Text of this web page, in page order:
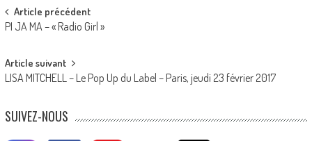
Post
navigation
Article précédent
PI JA MA – « Radio Girl »
Article suivant
LISA MITCHELL – Le Pop Up du Label – Paris, jeudi 23 février 2017
SUIVEZ-NOUS